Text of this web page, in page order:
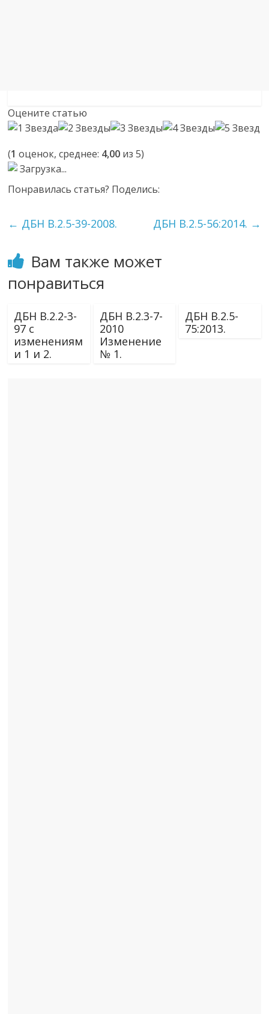
Оцените статью
(1 оценок, среднее: 4,00 из 5)
Загрузка...
Понравилась статья? Поделись:
← ДБН В.2.5-39-2008. ДБН В.2.5-56:2014. →
Вам также может
понравиться
ДБН В.2.2-3-
97 с
изменениям
и 1 и 2.
ДБН В.2.3-7-
2010
Изменение
№ 1.
ДБН В.2.5-
75:2013.